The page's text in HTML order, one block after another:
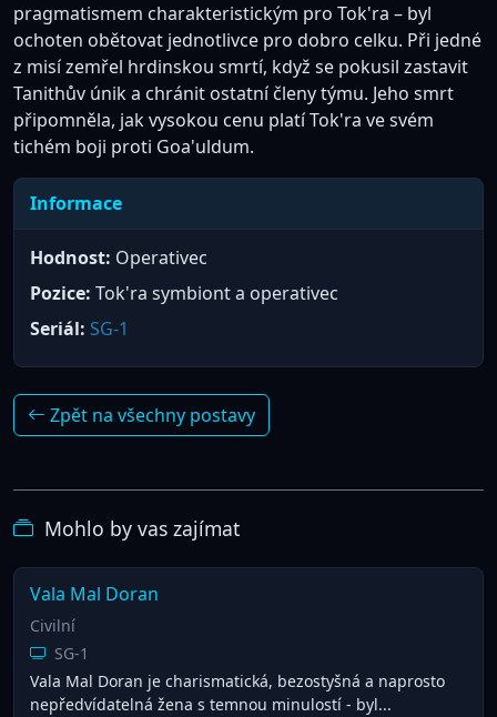
pragmatismem charakteristickým pro Tok'ra – byl
ochoten obětovat jednotlivce pro dobro celku. Při jedné
z misí zemřel hrdinskou smrtí, když se pokusil zastavit
Tanithův únik a chránit ostatní členy týmu. Jeho smrt
připomněla, jak vysokou cenu platí Tok'ra ve svém
tichém boji proti Goa'uldum.
Informace
Hodnost: Operativec
Pozice: Tok'ra symbiont a operativec
Seriál: SG-1
Zpět na všechny postavy
Mohlo by vas zajímat
Vala Mal Doran
Civilní
SG-1
Vala Mal Doran je charismatická, bezostyšná a naprosto
nepředvídatelná žena s temnou minulostí - byl...